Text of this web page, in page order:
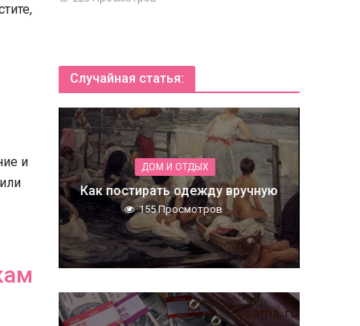
и
Случайная статья:
ДОМ И ОТДЫХ
Как постирать одежду вручную
155 Просмотров